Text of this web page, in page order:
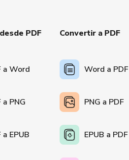
PDF
a Word
a PNG
a EPUB
Convertir a PDF
Word a PDF
PNG a PDF
EPUB a PDF